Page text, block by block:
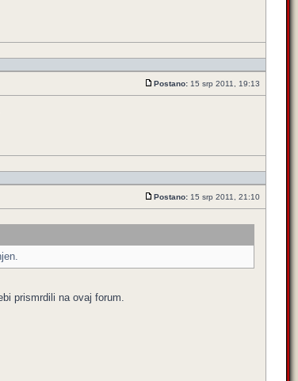
Postano: 15 srp 2011, 19:13
Postano: 15 srp 2011, 21:10
prismrdili na ovaj forum.